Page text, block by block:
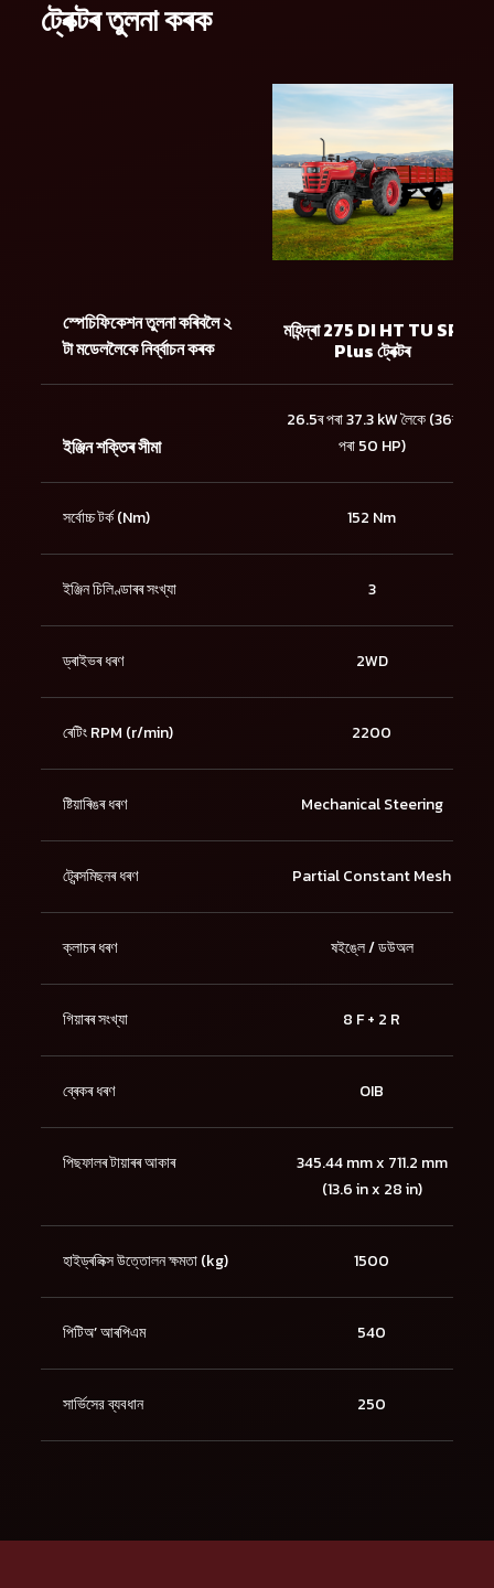
ট্ৰেক্টৰ তুলনা কৰক
স্পেচিফিকেশন তুলনা কৰিবলৈ ২
টা মডেললৈকে নিৰ্ব্বাচন কৰক
মহিন্দ্ৰা 275 DI HT TU SP
Plus ট্ৰেক্টৰ
ইঞ্জিন শক্তিৰ সীমা
26.5ৰ পৰা 37.3 kW লৈকে (36ৰ
পৰা 50 HP)
সৰ্বোচ্চ টৰ্ক (Nm) 152 Nm
ইঞ্জিন চিলিণ্ডাৰৰ সংখ্যা 3
ড্ৰাইভৰ ধৰণ 2WD
ৰেটিং RPM (r/min) 2200
ষ্টিয়াৰিঙৰ ধৰণ Mechanical Steering
ট্ৰেন্সমিছনৰ ধৰণ Partial Constant Mesh
ক্লাচৰ ধৰণ ষইঙ্লে / ডউঅল
গিয়াৰৰ সংখ্যা 8 F + 2 R
ব্ৰেকৰ ধৰণ OIB
পিছফালৰ টায়াৰৰ আকাৰ
345.44 mm x 711.2 mm
(13.6 in x 28 in)
হাইড্ৰলিক্স উত্তোলন ক্ষমতা (kg) 1500
পিটিঅ’ আৰপিএম 540
সার্ভিসের ব্যবধান 250